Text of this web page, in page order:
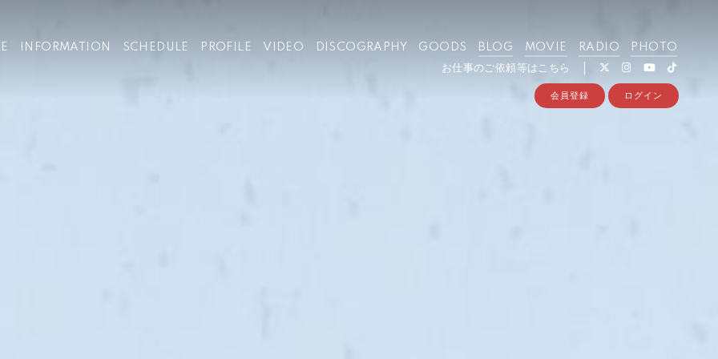
INFORMATION SCHEDULE PROFILE VIDEO DISCOGRAPHY GOODS BLOG MOVIE RADIO
PHOTO
お仕事のご依頼等はこちら
会員登録 ログイン